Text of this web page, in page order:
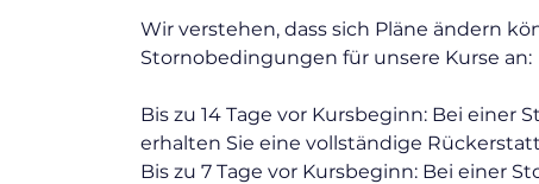
Wir verstehen, dass sich Pläne ändern
Stornobedingungen für unsere Kurse an:
Bis zu 14 Tage vor Kursbeginn: Bei einer
erhalten Sie eine vollständige
Bis zu 7 Tage vor Kursbeginn: Bei einer